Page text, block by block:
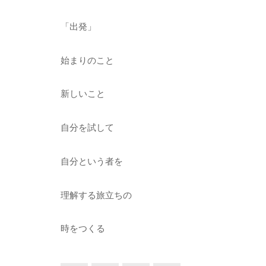
「出発」
始まりのこと
新しいこと
自分を試して
自分という者を
理解する旅立ちの
時をつくる